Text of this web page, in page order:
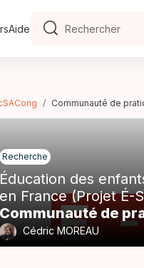
Aide
Rechercher
Rechercher
Communauté de
Recherche
Éducation des
en France (Projet É-
Communauté de
Cédric MOREAU